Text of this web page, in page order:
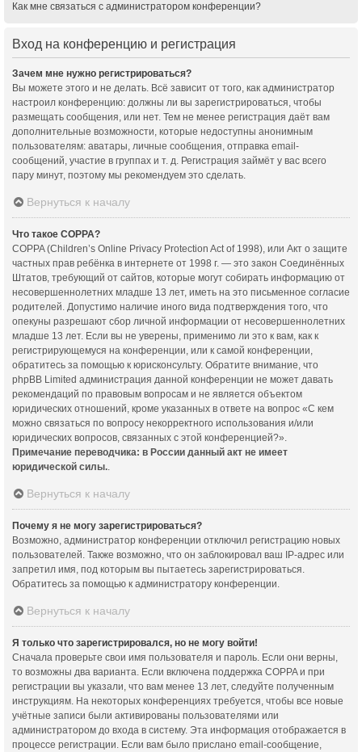
Как мне связаться с администратором конференции?
Вход на конференцию и регистрация
Зачем мне нужно регистрироваться?
Вы можете этого и не делать. Всё зависит от того, как администратор
настроил конференцию: должны ли вы зарегистрироваться, чтобы
размещать сообщения, или нет. Тем не менее регистрация даёт вам
дополнительные возможности, которые недоступны анонимным
пользователям: аватары, личные сообщения, отправка email-
сообщений, участие в группах и т. д. Регистрация займёт у вас всего
пару минут, поэтому мы рекомендуем это сделать.
Вернуться к началу
Что такое COPPA?
COPPA (Children’s Online Privacy Protection Act of 1998), или Акт о защите
частных прав ребёнка в интернете от 1998 г. — это закон Соединённых
Штатов, требующий от сайтов, которые могут собирать информацию от
несовершеннолетних младше 13 лет, иметь на это письменное согласие
родителей. Допустимо наличие иного вида подтверждения того, что
опекуны разрешают сбор личной информации от несовершеннолетних
младше 13 лет. Если вы не уверены, применимо ли это к вам, как к
регистрирующемуся на конференции, или к самой конференции,
обратитесь за помощью к юрисконсульту. Обратите внимание, что
phpBB Limited администрация данной конференции не может давать
рекомендаций по правовым вопросам и не является объектом
юридических отношений, кроме указанных в ответе на вопрос «С кем
можно связаться по вопросу некорректного использования и/или
юридических вопросов, связанных с этой конференцией?».
Примечание переводчика: в России данный акт не имеет
юридической силы..
Вернуться к началу
Почему я не могу зарегистрироваться?
Возможно, администратор конференции отключил регистрацию новых
пользователей. Также возможно, что он заблокировал ваш IP-адрес или
запретил имя, под которым вы пытаетесь зарегистрироваться.
Обратитесь за помощью к администратору конференции.
Вернуться к началу
Я только что зарегистрировался, но не могу войти!
Сначала проверьте свои имя пользователя и пароль. Если они верны,
то возможны два варианта. Если включена поддержка COPPA и при
регистрации вы указали, что вам менее 13 лет, следуйте полученным
инструкциям. На некоторых конференциях требуется, чтобы все новые
учётные записи были активированы пользователями или
администратором до входа в систему. Эта информация отображается в
процессе регистрации. Если вам было прислано email-сообщение,